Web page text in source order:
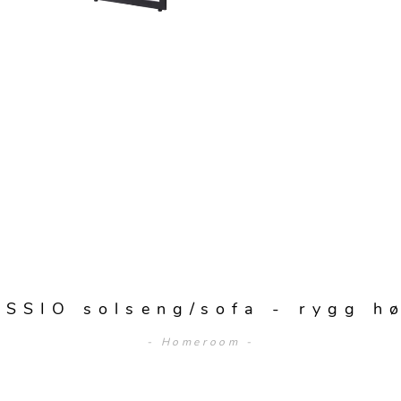
solseng/sofa - rygg
- Homeroom -